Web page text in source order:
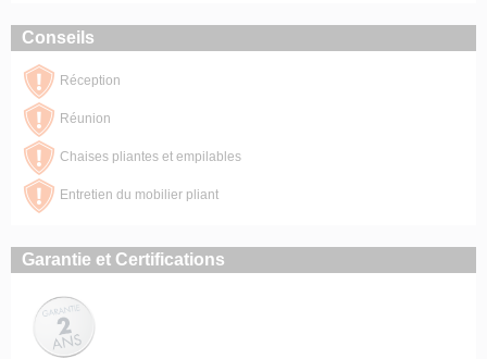
Conseils
Réception
Réunion
Chaises pliantes et empilables
Entretien du mobilier pliant
Garantie et Certifications